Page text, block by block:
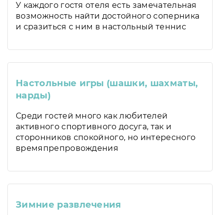
У каждого гостя отеля есть замечательная
возможность найти достойного соперника
и сразиться с ним в настольный теннис
Настольные игры (шашки, шахматы,
нарды)
Среди гостей много как любителей
активного спортивного досуга, так и
сторонников спокойного, но интересного
времяпрепровождения
Зимние развлечения